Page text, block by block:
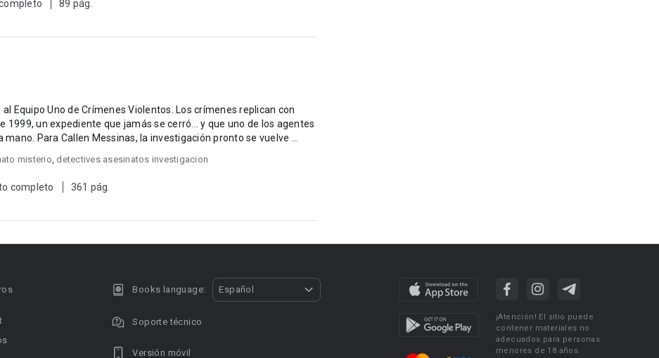
89 pág.
Equipo Uno de Crímenes Violentos. Los crímenes replican con
1999, un expediente que jamás se cerró... y que uno de los agentes
del equipo presenció de primera mano. Para Callen Messinas, la investigación pronto se vuelve ...
misterio, detectives asesinatos investigacion
completo 361 pág.
Books language: Español
Soporte técnico
Versión móvil
¡Atención! El sitio puede
contener materiales no
adecuados para personas
menores de 18 años.